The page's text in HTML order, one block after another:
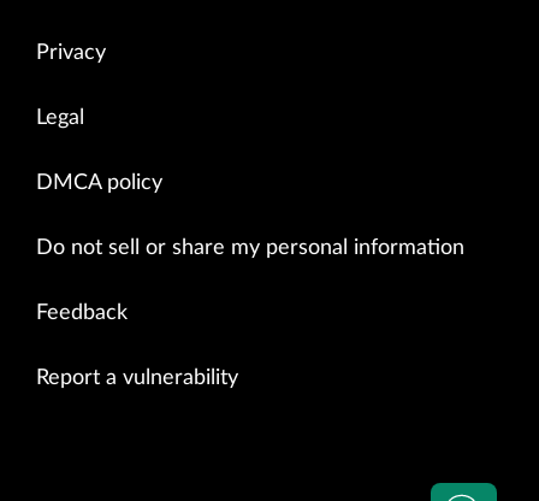
Privacy
Legal
DMCA policy
Do not sell or share my personal information
Feedback
Report a vulnerability